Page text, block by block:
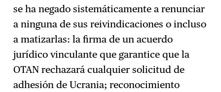
se ha negado sistemáticamente a renunciar
a ninguna de sus reivindicaciones o incluso
a matizarlas: la firma de un acuerdo
jurídico vinculante que garantice que la
OTAN rechazará cualquier solicitud de
adhesión de Ucrania; reconocimiento